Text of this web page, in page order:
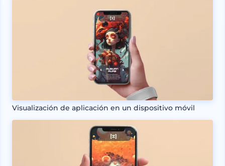
Visualización de aplicación en un dispositivo móvil